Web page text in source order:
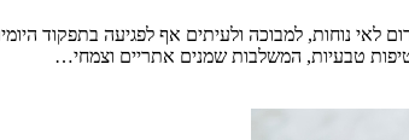
נוחות, למבוכה ולעיתים אף לפגיעה בתפקוד
טבעיות, המשלבות שמנים אתריים וצמחי…